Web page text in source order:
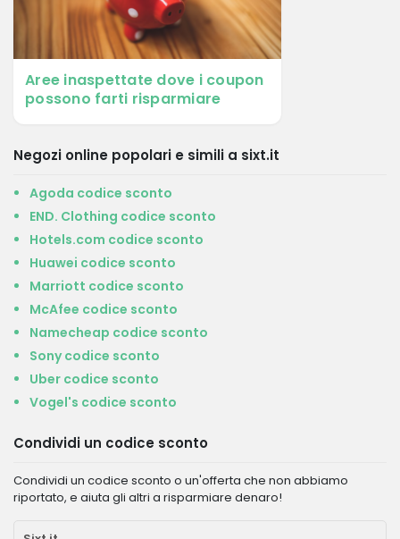
Aree inaspettate dove i coupon
possono farti risparmiare
Negozi online popolari e simili a sixt.it
Agoda codice sconto
END. Clothing codice sconto
Hotels.com codice sconto
Huawei codice sconto
Marriott codice sconto
McAfee codice sconto
Namecheap codice sconto
Sony codice sconto
Uber codice sconto
Vogel's codice sconto
Condividi un codice sconto
Condividi un codice sconto o un'offerta che non abbiamo
riportato, e aiuta gli altri a risparmiare denaro!